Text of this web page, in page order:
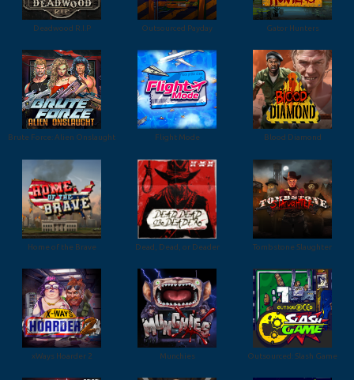
Deadwood R.I.P Outsourced Payday Gator Hunters
Brute Force: Alien Onslaught Flight Mode Blood Diamond
Home of the Brave Dead, Dead, or Deader Tombstone Slaughter
xWays Hoarder 2 Munchies Outsourced: Slash Game